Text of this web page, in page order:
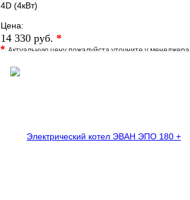
4D (4кВт)
Цена:
14 330 руб. *
*Актуальную цену пожалуйста уточните у менеджера
В избранное